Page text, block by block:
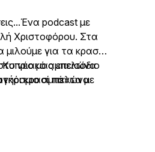
podcast με
Χριστοφόρου. Στα
για τα κρασιά
αμπελώνα
αμπελώνα
νέο μας επεισόδιο
κρασί πάντα με